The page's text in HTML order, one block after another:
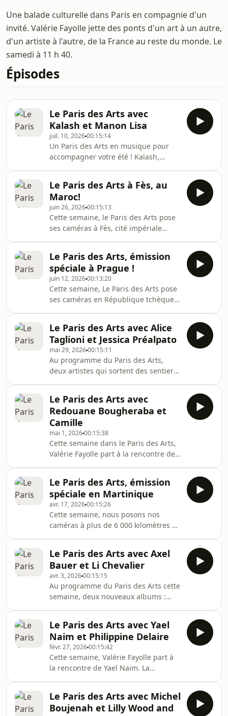
Une balade culturelle dans Paris en compagnie d'un
invité. Valérie Fayolle jette des ponts d'un art à un autre,
d'un artiste à l'autre, de la France au reste du monde. Le
samedi à 11 h 40.
Épisodes
Le Paris des Arts avec
Kalash et Manon Lisa
juil. 10, 202600:15:14
Un Paris des Arts en musique pour
accompagner votre été ! Kalash,
invité, à l’occasion de la sortie de son
nouvel album "Ex-Voto". Le rappeur se
dévoile sans filtre et nous parle de sa
quête de spiritualité et de
reconnaissance. "J'ai juste laissé
parler ce que je ressentais sur le
moment de création et c'est tout ce
qui en ressort,
Le Paris des Arts à Fès, au
Maroc!
juin 26, 202600:15:13
Cette semaine, le Paris des Arts pose
ses caméras à Fès, cité impériale
sacrées du monde, qui met à
l’honneur le dialogue des cultures et
des spiritualités.
Le Paris des Arts, émission
spéciale à Prague !
juin 12, 202600:13:20
Cette semaine, Le Paris des Arts pose
ses caméras en République tchèque,
L’occasion de rencontrer l’un des plus
provocants artistes tchèques sur la
scène internationale, David Cerny.
Le Paris des Arts avec Alice
Taglioni et Jessica Préalpato
mai 29, 202600:15:11
Au programme du Paris des Arts,
deux artistes qui sortent des sentiers
Jessica Préalpato, sacrée meilleure
pâtissière en 2019, réinvente le
goûter en quatre étapes.
Le Paris des Arts avec
Redouane Bougheraba et
Camille
mai 1, 202600:15:38
Cette semaine dans le Paris des Arts,
Valérie Fayolle part à la rencontre de
Le Paris des Arts, émission
spéciale en Martinique
avr. 17, 202600:15:26
Cette semaine, nous posons nos
caméras à plus de 6 000 kilomètres de
dans son "atelier-œuvre" à la Trinité,
lieu où elle explore l'Indigo, qui
occupe une place majeure dans son
travail. Plus qu'une couleur, il lui
permet de s'ancrer dans la mémoire,
l'identité ou encore l'héritage culturel.
"Mon travail est une usine à fabriqu
Le Paris des Arts avec Axel
Bauer et Li Chevalier
avr. 3, 202600:15:15
Au programme du Paris des Arts cette
semaine, deux nouveaux albums :
"Cargo", et Gauvain Sers se livre dans
"Boulevard de l'enfance". Puis, coup
de projecteur sur l’encre de l'artiste-
peintre Li Chevalier et son œuvre
poétique et philosophique.
Le Paris des Arts avec Yael
Naim et Philippine Delaire
févr. 27, 202600:15:42
Cette semaine, Valérie Fayolle part à
la rencontre de Yael Naim. La
après des mois de fermeture. Elle
nous parle de son septième album
Le Paris des Arts avec Michel
Boujenah et Lilly Wood and